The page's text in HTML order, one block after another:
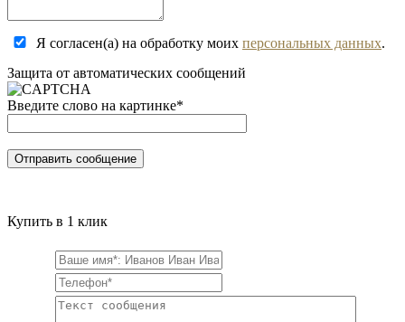
Я согласен(а) на обработку моих персональных данных.
Защита от автоматических сообщений
Введите слово на картинке*
Купить в 1 клик